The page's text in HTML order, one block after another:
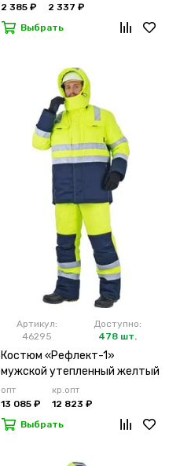
2 385 ₽
2 337 ₽
Выбрать
Артикул:
46295
Доступно:
478 шт.
Костюм «Рефлект-1»
мужской утепленный желтый
с п/к
опт
13 085 ₽
кр.опт
12 823 ₽
Выбрать